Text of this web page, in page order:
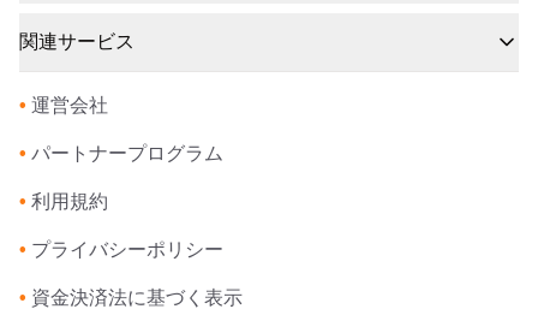
関連サービス
• 運営会社
• パートナープログラム
• 利用規約
• プライバシーポリシー
• 資金決済法に基づく表示